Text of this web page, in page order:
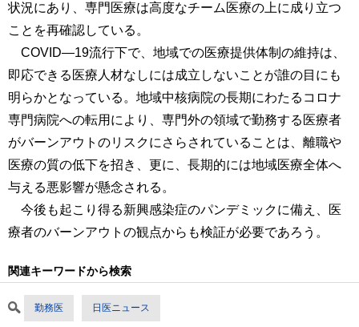
状況にあり、専門医療は高度なチーム医療の上に成り立つ
ことを再確認している。
COVID―19流行下で、地域での医療提供体制の維持は、
即応できる医療人材なしには成立しないことが誰の目にも
明らかとなっている。地域中核病院の長期にわたるコロナ
専門病院への転用により、専門外の領域で勤務する医療者
がバーンアウトのリスクにさらされていることは、離職や
医療の質の低下を招き、更に、長期的には地域医療全体へ
与える悪影響が懸念される。
今後も起こり得る新興感染症のパンデミックに備え、医
療者のバーンアウトの観点からも検証が必要であろう。
関連キーワードから検索
勤務医 日医ニュース